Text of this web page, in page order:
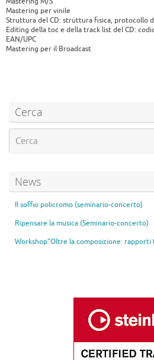
Mastering per vinile
Struttura del CD: struttura fisica, protocollo
Editing della toc e della track list del CD:
EAN/UPC
Mastering per il Broadcast
Cerca
News
Il soffio policromo (seminario-concerto)
Ripensare la musica (Seminario-concerto)
Workshop”Oltre la composizione: